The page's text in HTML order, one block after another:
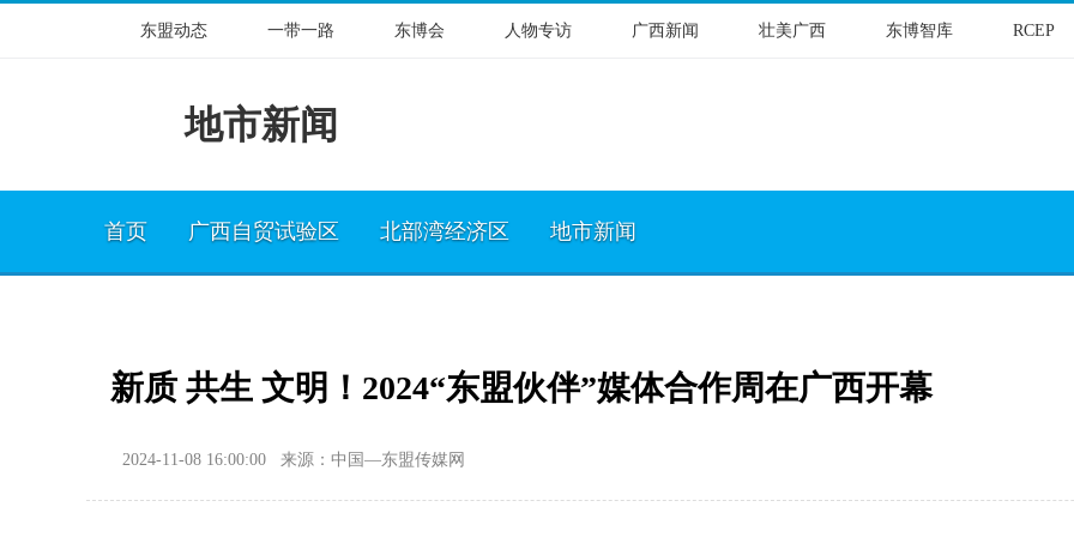
东盟动态 一带一路 东博会 人物专访 广西新闻 壮美广西 东博智库 RCEP
地市新闻
首页 广西自贸试验区 北部湾经济区 地市新闻
新质 共生 文明！2024“东盟伙伴”媒体合作周在广西开幕
2024-11-08 16:00:00 来源：中国—东盟传媒网